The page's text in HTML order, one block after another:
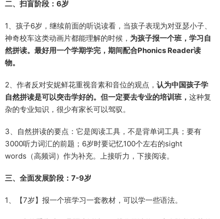
二、扫盲阶段：6岁
1、孩子6岁，继续前面的听说读看，当孩子表现为对亚瑟小子、
神奇校车这类动画片都能理解的时候， 为孩子报一个班，学习自
然拼读。最好用一个学期学完，期间配合Phonics Reader读
物。
2、作者反对安妮鲜花重视音素和音位的观点， 认为中国孩子学
自然拼读是可以突击学好的。但一定要去专业的培训班， 这种复
杂的专业知识，很少有家长可以驾驭。
3、自然拼读的要点：它是阅读工具，不是背单词工具；要有
3000听力词汇的前题；6岁时要记忆100个左右的sight
words（高频词）作为补充。上接听力，下接阅读。
三、全面发展阶段：7-9岁
1、【7岁】报一个班学习一套教材，可以学一些语法。